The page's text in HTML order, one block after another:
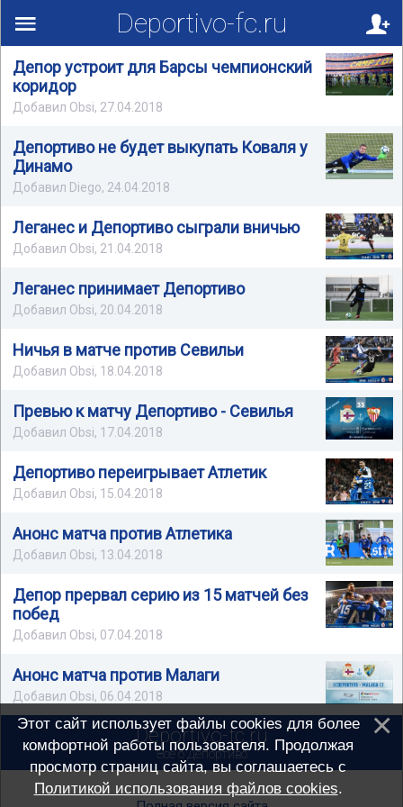
Deportivo-fc.ru
Депор устроит для Барсы чемпионский
коридор
Добавил Obsi, 27.04.2018
Депортиво не будет выкупать Коваля у
Динамо
Добавил Diego, 24.04.2018
Леганес и Депортиво сыграли вничью
Добавил Obsi, 21.04.2018
Леганес принимает Депортиво
Добавил Obsi, 20.04.2018
Ничья в матче против Севильи
Добавил Obsi, 18.04.2018
Превью к матчу Депортиво - Севилья
Добавил Obsi, 17.04.2018
Депортиво переигрывает Атлетик
Добавил Obsi, 15.04.2018
Анонс матча против Атлетика
Добавил Obsi, 13.04.2018
Депор прервал серию из 15 матчей без
побед
Добавил Obsi, 07.04.2018
Анонс матча против Малаги
Добавил Obsi, 06.04.2018
Deportivo-fc.ru
Всё о Депортиво
Этот сайт использует файлы cookies для более
комфортной работы пользователя. Продолжая
просмотр страниц сайта, вы соглашаетесь с
Политикой использования файлов cookies.